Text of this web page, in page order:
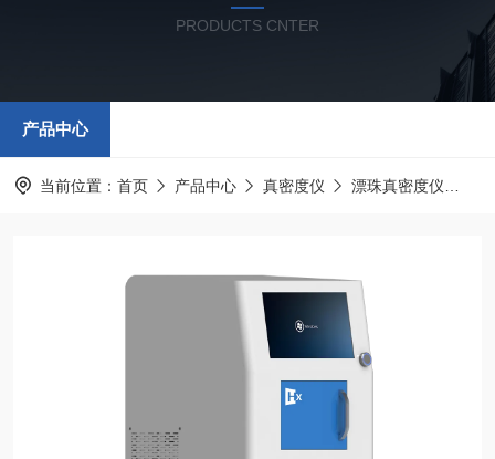
PRODUCTS CNTER
产品中心
当前位置： 首页 产品中心 真密度仪 漂珠真密度仪